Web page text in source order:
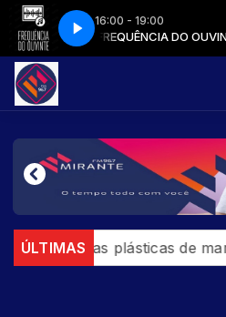
16:00 - 19:00
NUNES FREQUÊNCIA DO OUVINTE
ÚLTIMAS
plásticas de mama no